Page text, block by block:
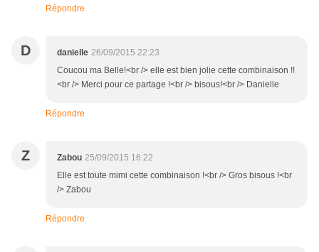
Répondre
D danielle 26/09/2015 22:23
Coucou ma Belle!<br /> elle est bien jolie cette combinaison !!
<br /> Merci pour ce partage !<br /> bisous!<br /> Danielle
Répondre
Z Zabou 25/09/2015 16:22
Elle est toute mimi cette combinaison !<br /> Gros bisous !<br
/> Zabou
Répondre